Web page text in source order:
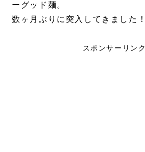
ーグッド麺。
数ヶ月ぶりに突入してきました！
スポンサーリンク